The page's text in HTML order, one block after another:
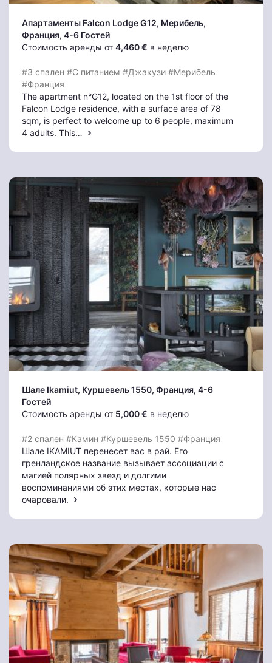
Апартаменты Falcon Lodge G12, Мерибель,
Франция, 4-6 Гостей
Стоимость аренды от 4,460 € в неделю
#3 спален #С питанием #Джакузи #Мерибель
#Франция
The apartment n°G12, located on the 1st floor of the
Falcon Lodge residence, with a surface area of 78
sqm, is perfect to welcome up to 6 people, maximum
4 adults. This…
Шале Ikamiut, Куршевель 1550, Франция, 4-6
Гостей
Стоимость аренды от 5,000 € в неделю
#2 спален #Камин #Куршевель 1550 #Франция
Шале IKAMIUT перенесет вас в рай. Его
гренландское название вызывает ассоциации с
магией полярных звезд и долгими
воспоминаниями об этих местах, которые нас
очаровали.